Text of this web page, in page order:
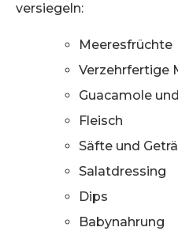
versiegeln:
Meeresfrüchte
Verzehrfertige
Guacamole
Fleisch
Säfte und
Salatdressing
Dips
Babynahrung